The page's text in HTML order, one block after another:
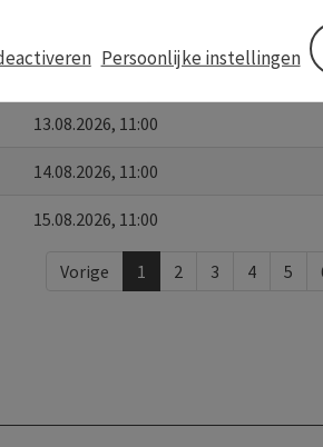
13.08.2026, 11:00
14.08.2026, 11:00
15.08.2026, 11:00
Vorige 1 2 3 4 5
Persoonlijke instellingen